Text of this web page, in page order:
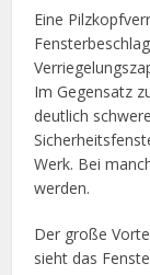
Eine
Im Gegensatz
deutlich
Werk. Bei
werden.
Der große
sieht das